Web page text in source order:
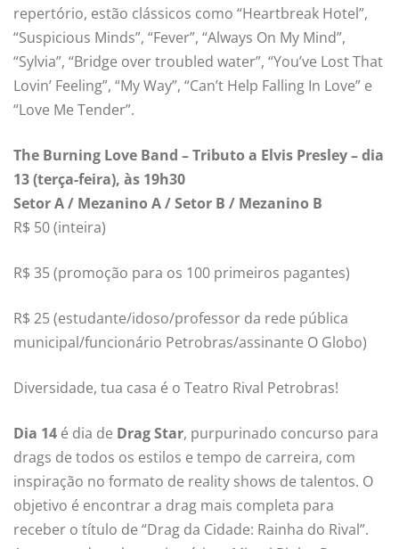
repertório, estão clássicos como “Heartbreak Hotel”,
“Suspicious Minds”, “Fever”, “Always On My Mind”,
“Sylvia”, “Bridge over troubled water”, “You’ve Lost That
Lovin’ Feeling”, “My Way”, “Can’t Help Falling In Love” e
“Love Me Tender”.
The Burning Love Band – Tributo a Elvis Presley – dia
13 (terça-feira), às 19h30
Setor A / Mezanino A / Setor B / Mezanino B
R$ 50 (inteira)
R$ 35 (promoção para os 100 primeiros pagantes)
R$ 25 (estudante/idoso/professor da rede pública
municipal/funcionário Petrobras/assinante O Globo)
Diversidade, tua casa é o Teatro Rival Petrobras!
Dia 14 é dia de Drag Star, purpurinado concurso para
drags de todos os estilos e tempo de carreira, com
inspiração no formato de reality shows de talentos. O
objetivo é encontrar a drag mais completa para
receber o título de “Drag da Cidade: Rainha do Rival”.